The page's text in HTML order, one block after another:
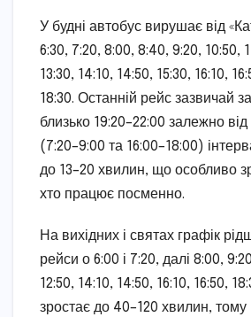
У будні автобус вирушає від
6:30, 7:20, 8:00, 8:40, 9:20, 10:50,
13:30, 14:10, 14:50, 15:30, 16:10,
18:30. Останній рейс зазвичай
близько 19:20–22:00 залежно
(7:20–9:00 та 16:00–18:00)
до 13–20 хвилин, що особливо
хто працює посменно.
На вихідних і святах графік
рейси о 6:00 і 7:20, далі 8:00,
12:50, 14:10, 14:50, 16:10, 16:50,
зростає до 40–120 хвилин, тому